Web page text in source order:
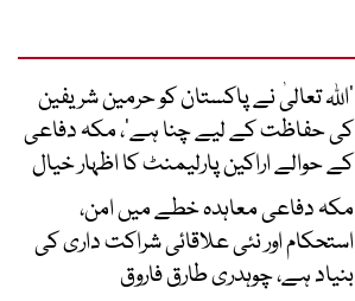
’اللہ تعالیٰ نے پاکستان کو حرمین شریفین
کی حفاظت کے لیے چنا ہے‘، مکہ دفاعی
کے حوالے اراکین پارلیمنٹ کا اظہار خیال
مکہ دفاعی معاہدہ خطے میں امن،
استحکام اور نئی علاقائی شراکت داری کی
بنیاد ہے، چوہدری طارق فاروق